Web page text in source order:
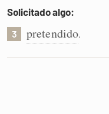
Dicionário
Solicitado algo:
3 pretendido.